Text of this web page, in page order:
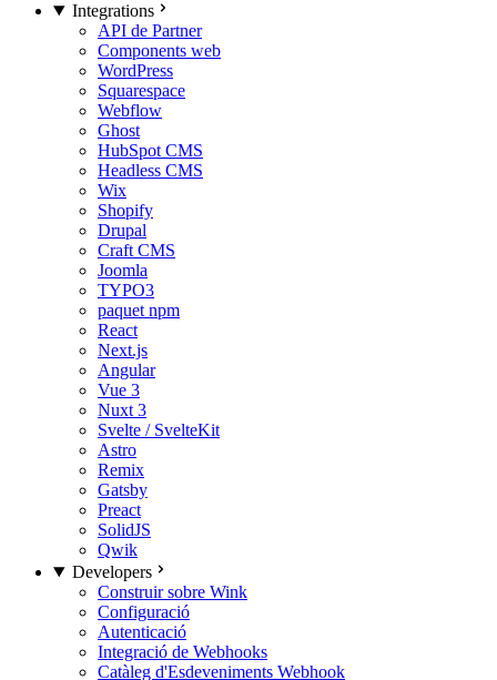
Integrations
API de Partner
Components web
WordPress
Squarespace
Webflow
Ghost
HubSpot CMS
Headless CMS
Wix
Shopify
Drupal
Craft CMS
Joomla
TYPO3
paquet npm
React
Next.js
Angular
Vue 3
Nuxt 3
Svelte / SvelteKit
Astro
Remix
Gatsby
Preact
SolidJS
Qwik
Developers
Construir sobre Wink
Configuració
Autenticació
Integració de Webhooks
Catàleg d'Esdeveniments Webhook